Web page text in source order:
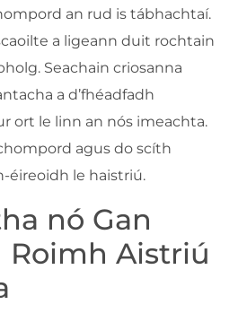
an rud is tábhachtaí.
a ligeann duit rochtain
Seachain criosanna
a d’fhéadfadh
ort le linn an nós imeachta.
agus do scíth
éireoidh le haistriú.
nó Gan
Roimh Aistriú